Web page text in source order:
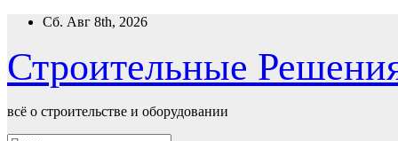
Перейти
содержимому
Сб. Авг 8th, 2026
Строительные
всё о строительстве и оборудовании